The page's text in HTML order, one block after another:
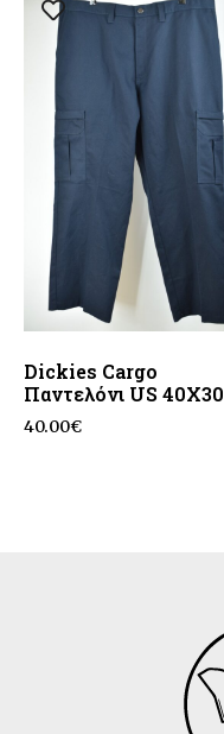
Dickies Cargo
Παντελόνι US 40X30
40.00€